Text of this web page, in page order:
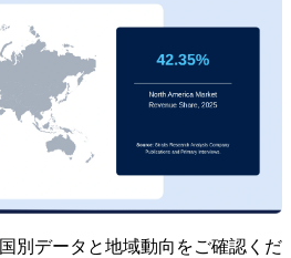
国別データと地域動向をご確認くだ